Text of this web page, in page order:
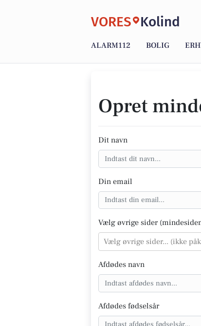
VORES Kolind
ALARM112 BOLIG
Opret
Dit navn
Din email
Vælg øvrige sider
Vælg øvrige sider... (ikke
Afdødes navn
Afdødes fødselsår